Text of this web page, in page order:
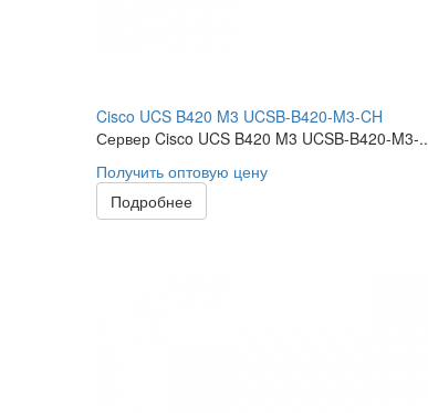
Cisco UCS B420 M3 UCSB-B420-M3-CH
Сервер Cisco UCS B420 M3 UCSB-B420-M3-..
Получить оптовую цену
Подробнее